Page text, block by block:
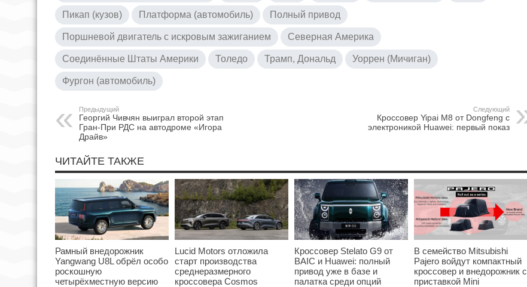
Пикап (кузов) Платформа (автомобиль) Полный привод
Поршневой двигатель с искровым зажиганием Северная Америка
Соединённые Штаты Америки Толедо Трамп, Дональд Уоррен (Мичиган)
Фургон (автомобиль)
Предыдущий
Георгий Чивчян выиграл второй этап
Гран-При РДС на автодроме «Игора
Драйв»
Следующий
Кроссовер Yipai M8 от Dongfeng с
электроникой Huawei: первый показ
ЧИТАЙТЕ ТАКЖЕ
Рамный внедорожник
Yangwang U8L обрёл особо
роскошную
четырёхместную версию
Lucid Motors отложила
старт производства
среднеразмерного
кроссовера Cosmos
Кроссовер Stelato G9 от
BAIC и Huawei: полный
привод уже в базе и
палатка среди опций
В семейство Mitsubishi
Pajero войдут компактный
кроссовер и внедорожник с
приставкой Mini